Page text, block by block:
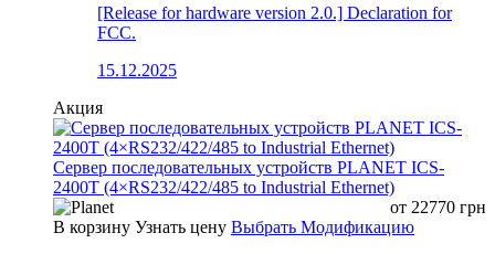
[Release for hardware version 2.0.] Declaration for
FCC.
15.12.2025
Акция
Сервер последовательных устройств PLANET ICS-
2400T (4×RS232/422/485 to Industrial Ethernet)
от 22770 грн
В корзину Узнать цену Выбрать Модификацию